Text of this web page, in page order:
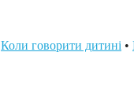
Коли говорити дитині •